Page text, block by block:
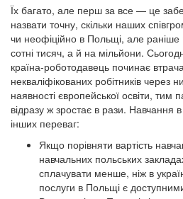
Їх багато, але перш за все — це
назвати точну, скільки наших
чи неофіційно в Польщі, але
сотні тисяч, а й на мільйони.
країна-роботодавець починає
некваліфікованих робітників через
наявності європейської освіти, тим
відразу ж зростає в рази. Навчання
інших переваг:
Якщо порівняти вартість
навчальних польських
сплачувати менше, ніж в
послуги в Польщі є